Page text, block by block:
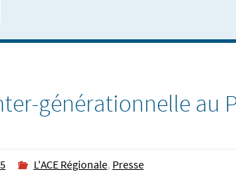
générationnelle au
L'ACE Régionale, Presse